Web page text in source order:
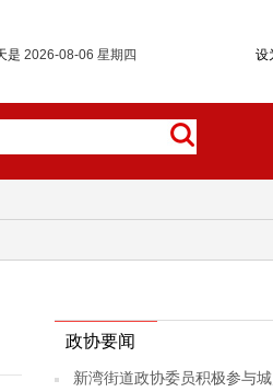
设
是 2026-08-06 星期四
政协要闻
新湾街道政协委员积极参与城